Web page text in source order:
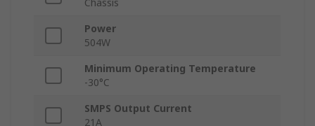
Chassis
Power
504W
Minimum Operating Temperature
-30°C
SMPS Output Current
21A